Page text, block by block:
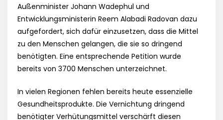
Außenminister Johann Wadephul und
Entwicklungsministerin Reem Alabadi Radovan dazu
aufgefordert, sich dafür einzusetzen, dass die Mittel
zu den Menschen gelangen, die sie so dringend
benötigten. Eine entsprechende Petition wurde
bereits von 3700 Menschen unterzeichnet.
In vielen Regionen fehlen bereits heute essenzielle
Gesundheitsprodukte. Die Vernichtung dringend
benötigter Verhütungsmittel verschärft diesen